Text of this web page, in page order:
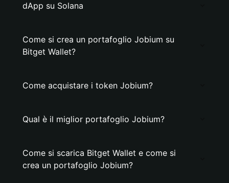
dApp su Solana
Come si crea un portafoglio Jobium su
Bitget Wallet?
Come acquistare i token Jobium?
Qual è il miglior portafoglio Jobium?
Come si scarica Bitget Wallet e come si
crea un portafoglio Jobium?